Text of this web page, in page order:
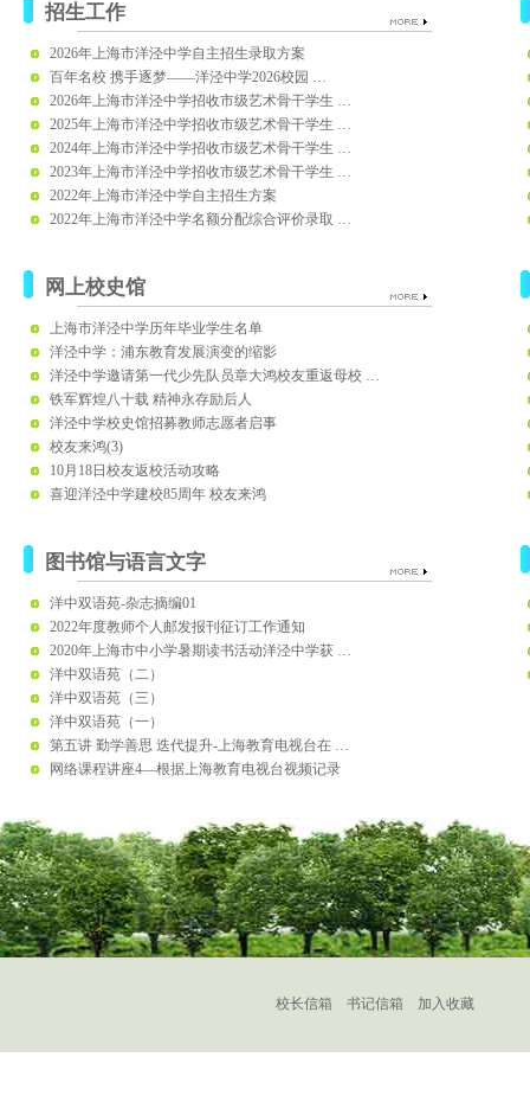
招生工作
2026年上海市洋泾中学自主招生录取方案
百年名校 携手逐梦——洋泾中学2026校园 …
2026年上海市洋泾中学招收市级艺术骨干学生 …
2025年上海市洋泾中学招收市级艺术骨干学生 …
2024年上海市洋泾中学招收市级艺术骨干学生 …
2023年上海市洋泾中学招收市级艺术骨干学生 …
2022年上海市洋泾中学自主招生方案
2022年上海市洋泾中学名额分配综合评价录取 …
网上校史馆
上海市洋泾中学历年毕业学生名单
洋泾中学：浦东教育发展演变的缩影
洋泾中学邀请第一代少先队员章大鸿校友重返母校 …
铁军辉煌八十载 精神永存励后人
洋泾中学校史馆招募教师志愿者启事
校友来鸿(3)
10月18日校友返校活动攻略
喜迎洋泾中学建校85周年 校友来鸿
图书馆与语言文字
洋中双语苑-杂志摘编01
2022年度教师个人邮发报刊征订工作通知
2020年上海市中小学暑期读书活动洋泾中学获 …
洋中双语苑（二）
洋中双语苑（三）
洋中双语苑（一）
第五讲 勤学善思 迭代提升-上海教育电视台在 …
网络课程讲座4—根据上海教育电视台视频记录
校长信箱 书记信箱 加入收藏